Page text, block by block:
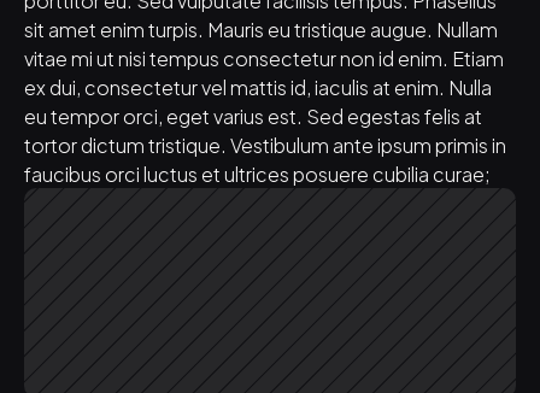
sit amet enim turpis. Mauris eu tristique augue. Nullam
vitae mi ut nisi tempus consectetur non id enim. Etiam
ex dui, consectetur vel mattis id, iaculis at enim. Nulla
eu tempor orci, eget varius est. Sed egestas felis at
tortor dictum tristique. Vestibulum ante ipsum primis in
faucibus orci luctus et ultrices posuere cubilia curae;